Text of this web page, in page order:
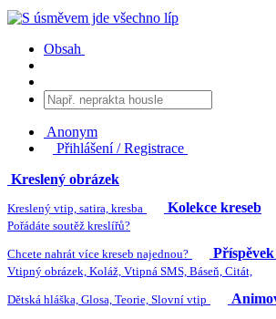
Obsah
Anonym
Přihlášení / Registrace
Kreslený obrázek
Kreslený vtip, satira, kresba Kolekce kreseb
Pořádáte soutěž kreslířů?
Chcete nahrát více kreseb najednou?
Vtipný obrázek, Koláž, Vtipná SMS, Báseň, Citát,
Dětská hláška, Glosa, Teorie, Slovní vtip